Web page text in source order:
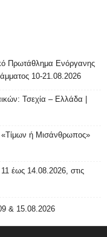
Πρωτάθλημα Ενόργανης
10-21.08.2026
Τσεχία – Ελλάδα |
ή Μισάνθρωπος»
έως 14.08.2026, στις
& 15.08.2026